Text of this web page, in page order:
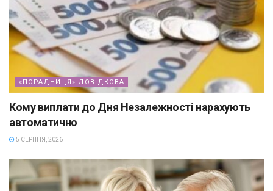
«ПОРАДНИЦЯ» ДОВІДКОВА
Кому виплати до Дня Незалежності нарахують
автоматично
5 СЕРПНЯ, 2026